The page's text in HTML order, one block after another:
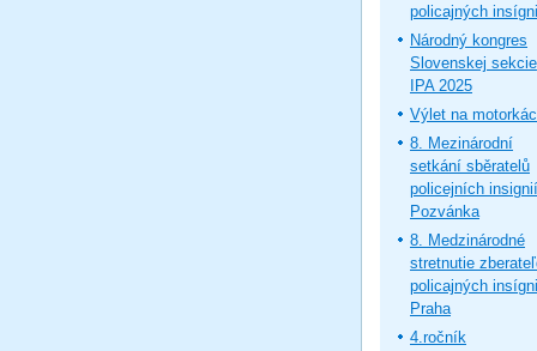
policajných
Národný kongres
Slovenskej sekcie
IPA 2025
Výlet na
8. Mezinárodní
setkání sběratelů
policejních
Pozvánka
8. Medzinárodné
stretnutie
policajných
Praha
4.ročník